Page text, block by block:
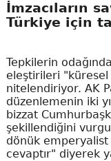
İmzacıların
Türkiye için
Tepkilerin
eleştirileri "küresel
nitelendiriyor. AK
düzenlemenin iki
bizzat
şekillendiğini
dönük emperyalist
cevaptır" diyerek